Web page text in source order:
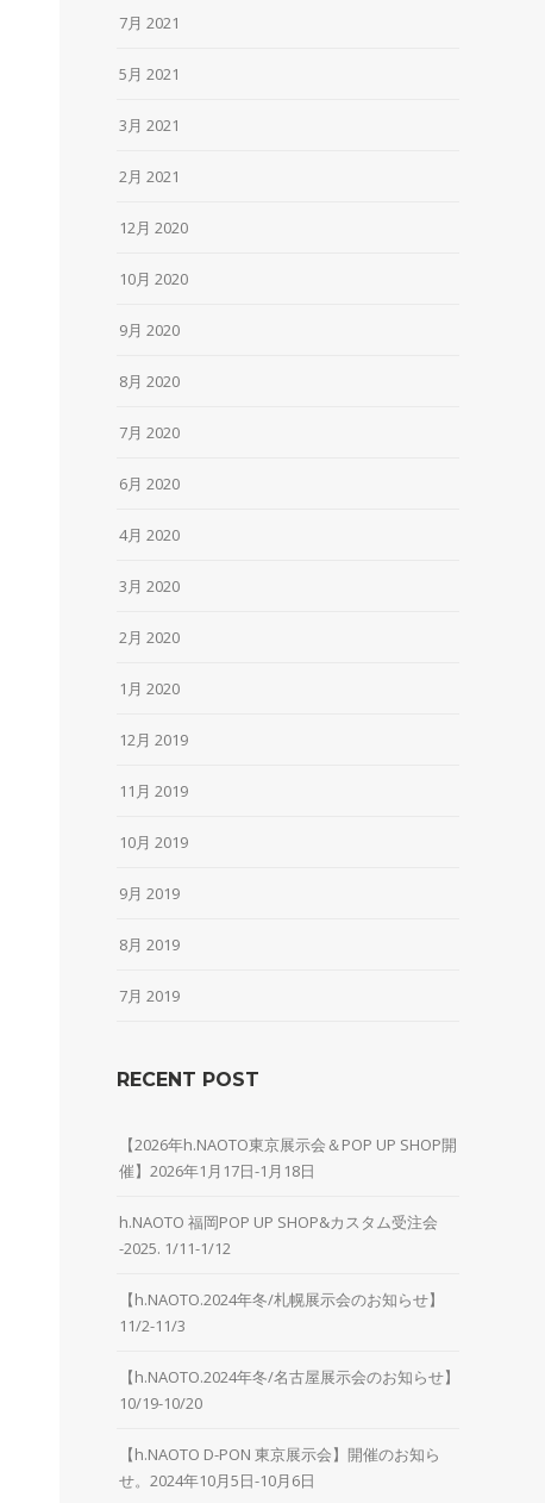
7月 2021
5月 2021
3月 2021
2月 2021
12月 2020
10月 2020
9月 2020
8月 2020
7月 2020
6月 2020
4月 2020
3月 2020
2月 2020
1月 2020
12月 2019
11月 2019
10月 2019
9月 2019
8月 2019
7月 2019
RECENT POST
【2026年h.NAOTO東京展示会＆POP UP SHOP開
催】2026年1月17日-1月18日
h.NAOTO 福岡POP UP SHOP&カスタム受注会
-2025. 1/11-1/12
【h.NAOTO.2024年冬/札幌展示会のお知らせ】
11/2-11/3
【h.NAOTO.2024年冬/名古屋展示会のお知らせ】
10/19-10/20
【h.NAOTO D-PON 東京展示会】開催のお知ら
せ。2024年10月5日-10月6日